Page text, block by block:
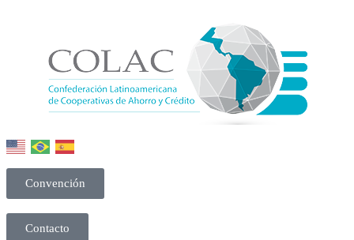
Convención
Contacto